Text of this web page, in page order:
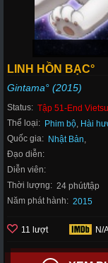
LINH HỒN BẠC°
Gintama° (2015)
Status: Tập 51-End
Thể loại: Phim bộ, Hài
Quốc gia: Nhật Bản,
Đạo diễn:
Diễn viên:
Thời lượng: 24 phút/tập
Năm phát hành: 2015
11 lượt N/